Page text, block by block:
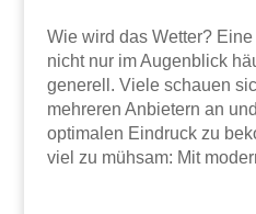
Wie wird das Wetter?
nicht nur im Augenblick
generell. Viele schauen
mehreren Anbietern an
optimalen Eindruck zu
viel zu mühsam: Mit